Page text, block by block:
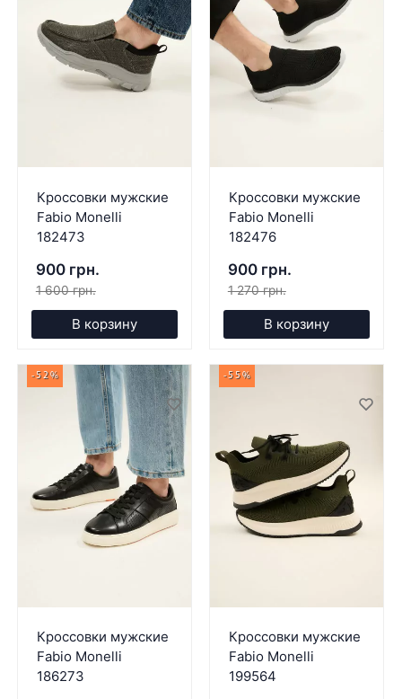
Кроссовки мужские
Fabio Monelli
182473
900 грн.
1 600 грн.
В корзину
Кроссовки мужские
Fabio Monelli
182476
900 грн.
1 270 грн.
В корзину
-52%
Кроссовки мужские
Fabio Monelli
186273
-55%
Кроссовки мужские
Fabio Monelli
199564